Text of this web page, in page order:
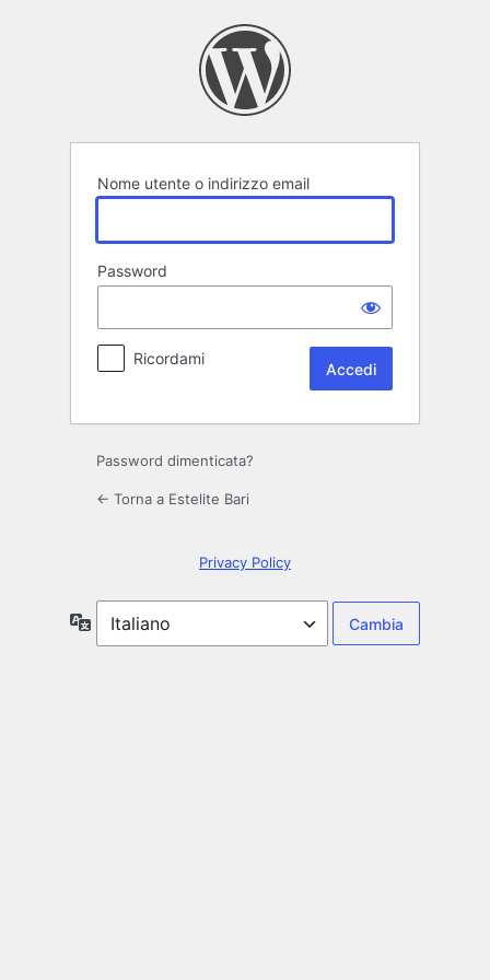
Nome utente o indirizzo email
Password
Ricordami
Password dimenticata?
← Torna a Estelite Bari
Privacy Policy
Lingua